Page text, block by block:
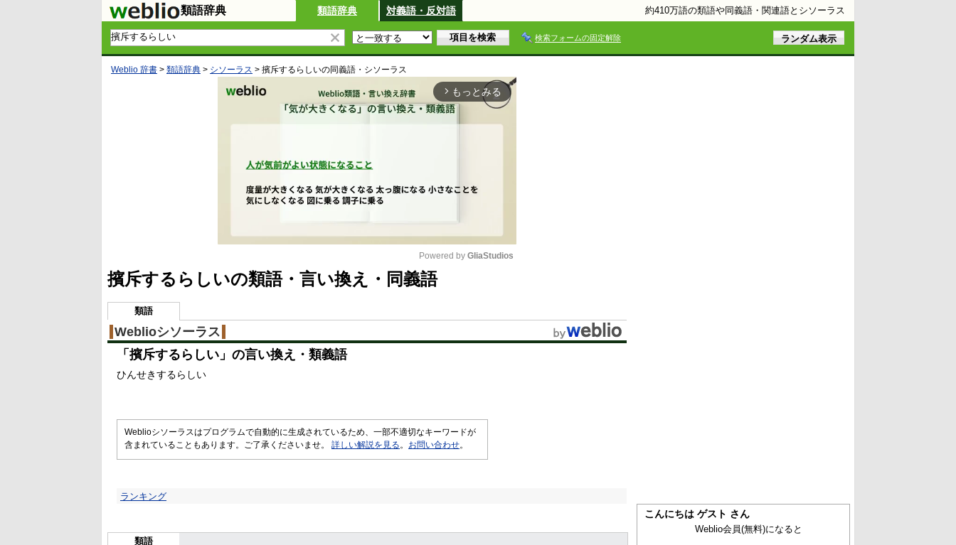
類語辞典 類語辞典 対義語・反対語 約410万語の類語や同義語・関連語とシソーラス
検索フォームの固定解除
Weblio 辞書 > 類語辞典 > シソーラス > 擯斥するらしいの同義語・シソーラス
arrow_forward_ios もっとみる
Powered by GliaStudios
擯斥するらしいの類語・言い換え・同義語
類語
Weblioシソーラス
「 擯斥するらしい 」の言い換え・類義語
ひんせきするらしい
Weblioシソーラスはプログラムで自動的に生成されているため、一部不適切なキーワードが
含まれていることもあります。ご了承くださいませ。 詳しい解説を見る 。 お問い合わせ。
ランキング
類語
こんにちは ゲスト さん
Weblio会員(無料)になると